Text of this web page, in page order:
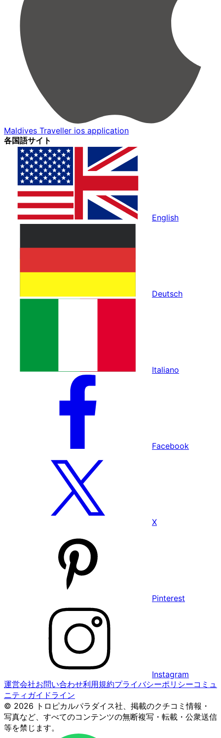
Maldives Traveller ios application
各国語サイト
English
Deutsch
Italiano
Facebook
X
Pinterest
Instagram
運営会社お問い合わせ利用規約プライバシーポリシーコミュ
ニティガイドライン
© 2026 トロピカルパラダイス社、掲載のクチコミ情報・
写真など、すべてのコンテンツの無断複写・転載・公衆送信
等を禁じます。